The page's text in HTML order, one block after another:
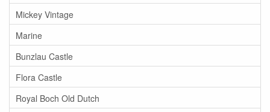
Mickey Vintage
Marine
Bunzlau Castle
Flora Castle
Royal Boch Old Dutch